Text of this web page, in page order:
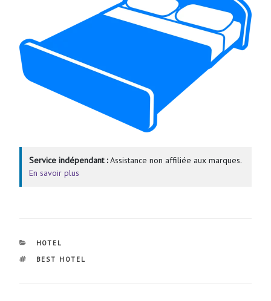
Service indépendant :Assistance non affiliée aux marques.
En savoir plus
CATÉGORIES
HOTEL
ÉTIQUETTES
BEST HOTEL